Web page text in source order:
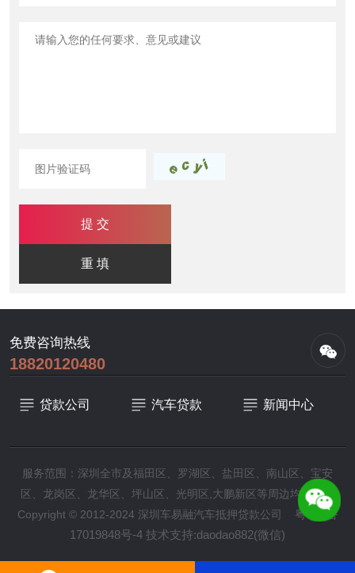
免费咨询热线
18820120480
贷款公司 汽车贷款 新闻中心
服务范围：深圳全市及福田区、罗湖区、盐田区、南山区、宝安
区、龙岗区、龙华区、坪山区、光明区,大鹏新区等周边均可办理
Copyright © 2012-2024 深圳车易融汽车抵押贷款公司 粤ICP备
17019848号-4 技术支持:daodao882(微信)